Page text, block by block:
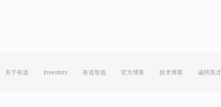
关于有道 Investors 有道智选 官方博客 技术博客 诚聘英才